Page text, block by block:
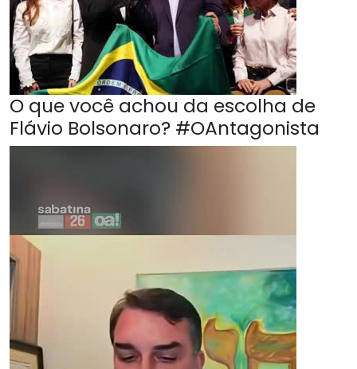
O que você achou da escolha de
Flávio Bolsonaro? #OAntagonista